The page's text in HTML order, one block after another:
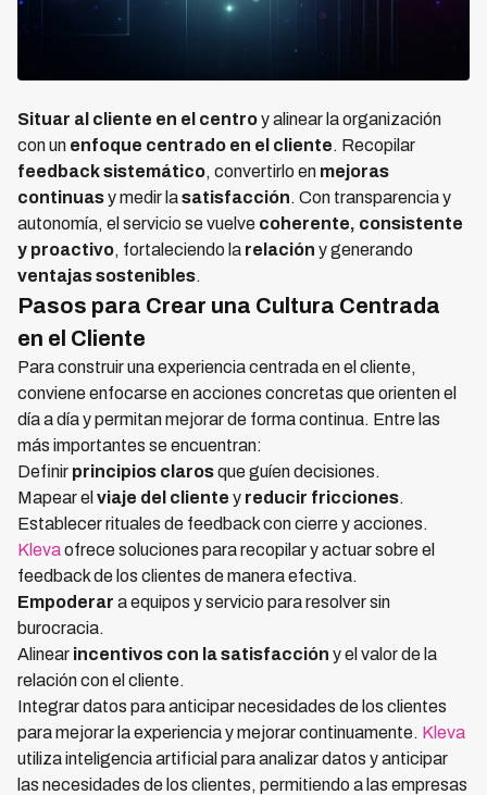
Situar al cliente en el centroy alinear la organización
con un enfoque centrado en el cliente. Recopilar
feedback sistemático, convertirlo en mejoras
continuasy medir lasatisfacción. Con transparencia y
autonomía, el servicio se vuelve coherente, consistente
y proactivo, fortaleciendo la relación y generando
ventajas sostenibles.
Pasos para Crear una Cultura Centrada
en el Cliente
Para construir una experiencia centrada en el cliente,
conviene enfocarse en acciones concretas que orienten el
día a día y permitan mejorar de forma continua. Entre las
más importantes se encuentran:
Definir principios clarosque guíen decisiones.
Mapear el viaje del cliente y reducir fricciones.
Establecer rituales de feedback con cierre y acciones.
Klevaofrece soluciones para recopilar y actuar sobre el
feedback de los clientes de manera efectiva.
Empoderar a equipos y servicio para resolver sin
burocracia.
Alinear incentivos con la satisfacción y el valor de la
relación con el cliente.
Integrar datos para anticipar necesidades de los clientes
para mejorar la experiencia y mejorar continuamente. Kleva
utiliza inteligencia artificial para analizar datos y anticipar
las necesidades de los clientes, permitiendo a las empresas